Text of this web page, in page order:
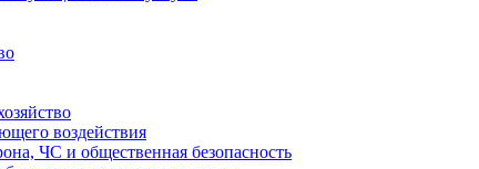
воздействия
ЧС и общественная безопасность